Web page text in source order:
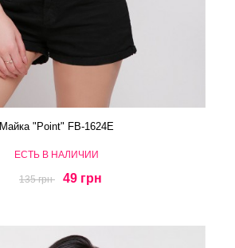
Майка "Point" FB-1624E
ЕСТЬ В НАЛИЧИИ
135 грн 49 грн